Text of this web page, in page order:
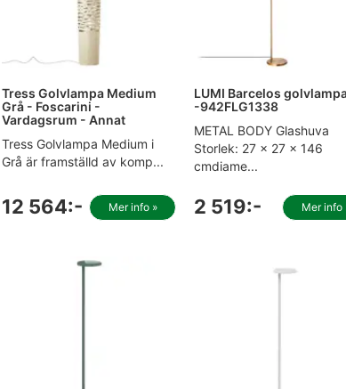
Tress Golvlampa Medium
Grå - Foscarini -
Vardagsrum - Annat
Tress Golvlampa Medium i
Grå är framställd av komp...
12 564:- Mer info »
LUMI Barcelos
-942FLG1338
METAL BODY Glashuva
Storlek: 27 x 27 x 146
cmdiame...
2 519:- Mer info